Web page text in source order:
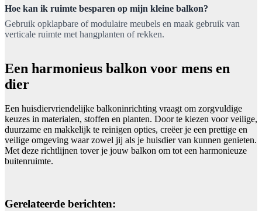
Hoe kan ik ruimte besparen op mijn kleine balkon?
Gebruik opklapbare of modulaire meubels en maak gebruik van
verticale ruimte met hangplanten of rekken.
Een harmonieus balkon voor mens en
dier
Een huisdiervriendelijke balkoninrichting vraagt om zorgvuldige
keuzes in materialen, stoffen en planten. Door te kiezen voor veilige,
duurzame en makkelijk te reinigen opties, creëer je een prettige en
veilige omgeving waar zowel jij als je huisdier van kunnen genieten.
Met deze richtlijnen tover je jouw balkon om tot een harmonieuze
buitenruimte.
Gerelateerde berichten: